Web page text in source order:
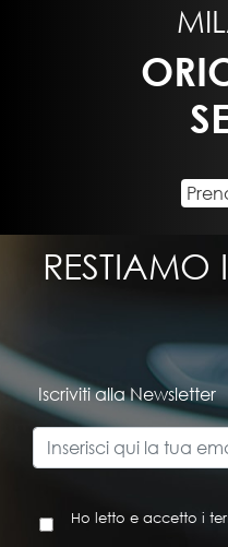
RESTIAMO
Iscriviti alla Newsletter
Ho letto e accetto i